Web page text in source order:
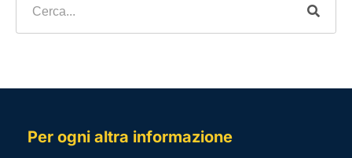
Per ogni altra informazione